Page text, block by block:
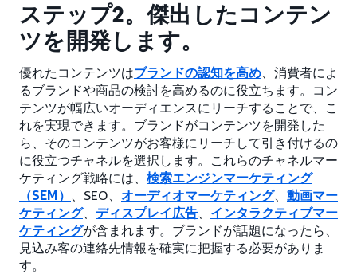
ステップ2。傑出したコンテン
ツを開発します。
優れたコンテンツはブランドの認知を高め 、消費者によ
るブランドや商品の検討を高めるのに役立ちます。コン
テンツが幅広いオーディエンスにリーチすることで、こ
れを実現できます。ブランドがコンテンツを開発した
ら、そのコンテンツがお客様にリーチして引き付けるの
に役立つチャネルを選択します。これらのチャネルマー
ケティング戦略には、 検索エンジンマーケティング
（SEM）
、SEO、 オーディオマーケティング、 動画マー
ケティング、 ディスプレイ広告
インタラクティブマー
ケティングが含まれます。ブランドが話題になったら、
見込み客の連絡先情報を確実に把握する必要がありま
す。